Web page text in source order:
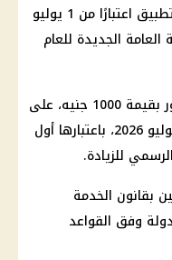
اعتبارًا من 1
يوليو
العامة الجديدة للعام
بقيمة 1000 جنيه، على
2026
، باعتبارها أول
للزيادة.
بقانون الخدمة
وفق القواعد